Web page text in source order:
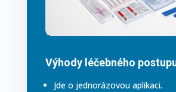
Výhody léčebného
Jde o jednorázovou aplikaci.